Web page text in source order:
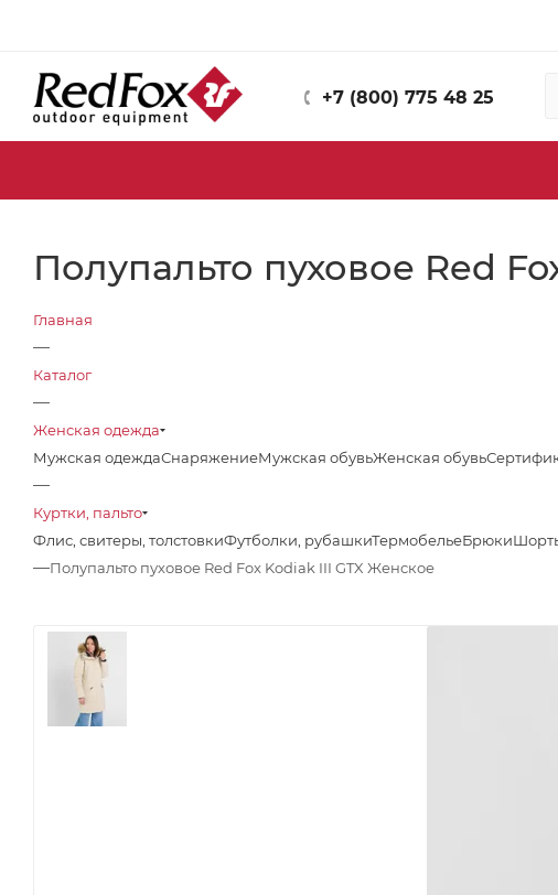
+7 (800) 775 48 25
Полупальто пуховое Red
Главная
—
Каталог
—
Женская одежда
Мужская одеждаСнаряжениеМужская обувьЖенская обувь
—
Куртки, пальто
Флис, свитеры, толстовкиФутболки, рубашкиТермобельеБрюки
—Полупальто пуховое Red Fox Kodiak III GTX Женское